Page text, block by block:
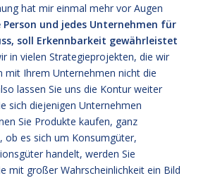
hat mir einmal mehr vor Augen
Person und jedes Unternehmen für
soll Erkennbarkeit gewährleistet
in vielen Strategieprojekten, die wir
mit Ihrem Unternehmen nicht die
lassen Sie uns die Kontur weiter
sich diejenigen Unternehmen
Sie Produkte kaufen, ganz
ob es sich um Konsumgüter,
handelt, werden Sie
mit großer Wahrscheinlichkeit ein Bild